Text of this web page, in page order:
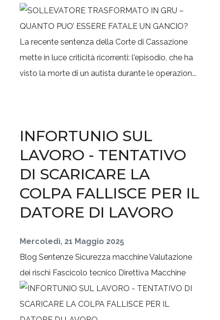
La recente sentenza della Corte di Cassazione
mette in luce criticità ricorrenti: l'episodio, che ha
visto la morte di un autista durante le operazion...
INFORTUNIO SUL
LAVORO - TENTATIVO
DI SCARICARE LA
COLPA FALLISCE PER IL
DATORE DI LAVORO
Mercoledì, 21 Maggio 2025
Blog Sentenze Sicurezza macchineValutazione
dei rischi Fascicolo tecnico Direttiva Macchine